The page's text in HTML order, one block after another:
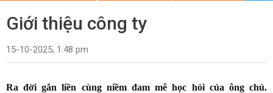
Giới thiệu công ty
15-10-2025, 1:48 pm
Ra đời gắn liền cùng niềm đam mê học hỏi của ông chủ.